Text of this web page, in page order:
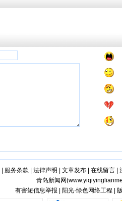
服务条款 法律声明 文章发布| 在线留言|
青岛新闻网(
有害短信息举报 | 阳光·绿色网络工程 |